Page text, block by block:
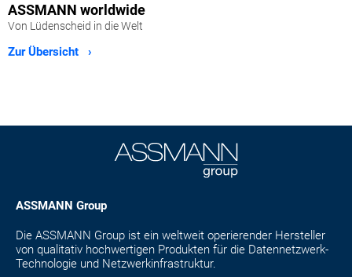
ASSMANN worldwide
Von Lüdenscheid in die Welt
Zur Übersicht ›
ASSMANN Group
Die ASSMANN Group ist ein weltweit operierender Hersteller
von qualitativ hochwertigen Produkten für die Datennetzwerk-
Technologie und Netzwerkinfrastruktur.